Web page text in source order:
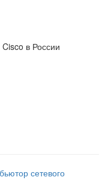
в России
сетевого